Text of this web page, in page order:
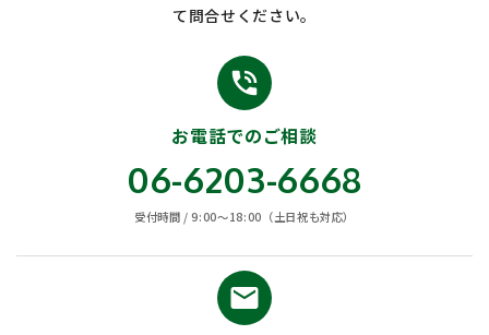
て問合せください。
phone_in_talk
お電話でのご相談
06-6203-6668
受付時間 / 9:00〜18:00（土日祝も対応）
email